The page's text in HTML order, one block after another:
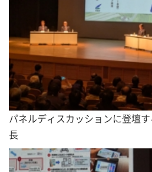
パネルディスカッションに登壇
長